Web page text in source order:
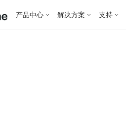
产品中心 解决方案 支持